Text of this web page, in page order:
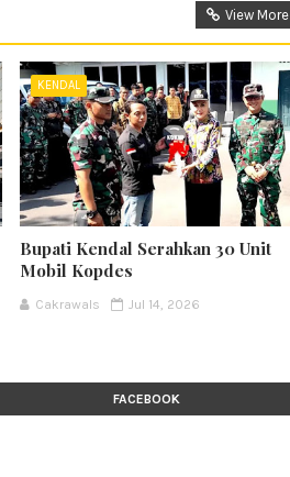
View More
KENDAL
Bupati Kendal Serahkan 30 Unit
Mobil Kopdes
Cakrawals Jul 14, 2026
FACEBOOK